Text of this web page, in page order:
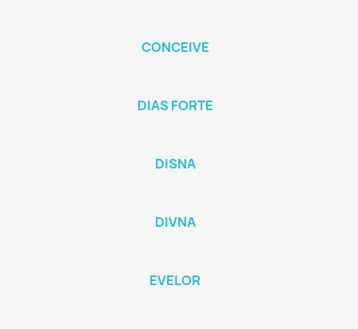
CONCEIVE
DIAS FORTE
DISNA
DIVNA
EVELOR